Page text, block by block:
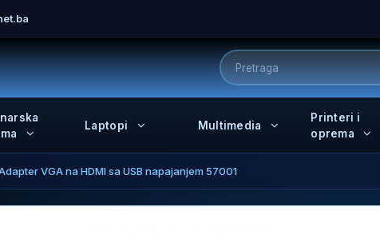
Laptopi Multimedia
Printeri i
oprema
VGA na HDMI sa USB napajanjem 57001